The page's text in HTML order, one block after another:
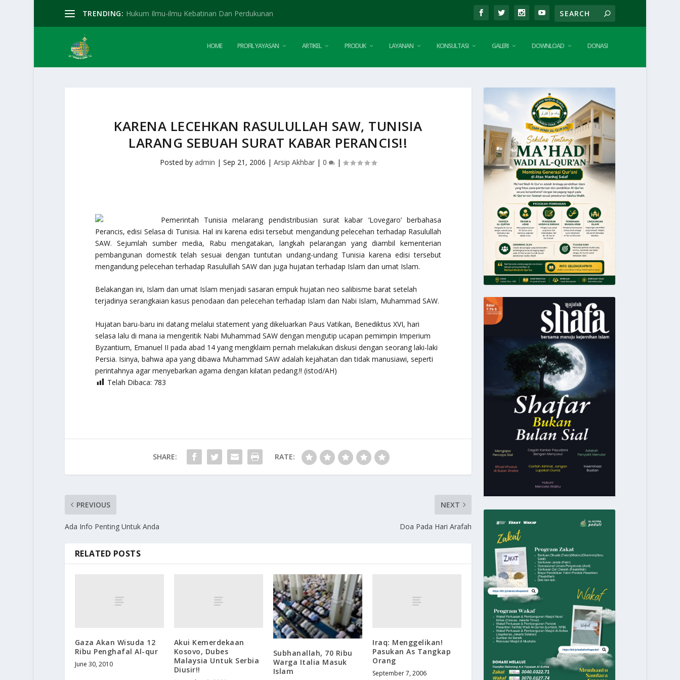
TRENDING: Hukum Ilmu-ilmu Kebatinan Dan Perdukunan
HOME PROFIL YAYASAN ARTIKEL PRODUK LAYANAN KONSULTASI GALERI DOWNLOAD DONASI
KARENA LECEHKAN RASULULLAH SAW, TUNISIA
LARANG SEBUAH SURAT KABAR PERANCIS!!
Posted by admin | Sep 21, 2006 | Arsip Akhbar| 0 |
Pemerintah Tunisia melarang pendistribusian surat kabar ‘Lovegaro’ berbahasa
Perancis, edisi Selasa di Tunisia. Hal ini karena edisi tersebut mengandung pelecehan terhadap Rasulullah
SAW. Sejumlah sumber media, Rabu mengatakan, langkah pelarangan yang diambil kementerian
pembangunan domestik telah sesuai dengan tuntutan undang-undang Tunisia karena edisi tersebut
mengandung pelecehan terhadap Rasulullah SAW dan juga hujatan terhadap Islam dan umat Islam.
Belakangan ini, Islam dan umat Islam menjadi sasaran empuk hujatan neo salibisme barat setelah
terjadinya serangkaian kasus penodaan dan pelecehan terhadap Islam dan Nabi Islam, Muhammad SAW.
Hujatan baru-baru ini datang melalui statement yang dikeluarkan Paus Vatikan, Benediktus XVI, hari
selasa lalu di mana ia mengeritik Nabi Muhammad SAW dengan mengutip ucapan pemimpin Imperium
Byzantium, Emanuel II pada abad 14 yang mengklaim pernah melakukan diskusi dengan seorang laki-laki
Persia. Isinya, bahwa apa yang dibawa Muhammad SAW adalah kejahatan dan tidak manusiawi, seperti
perintahnya agar menyebarkan agama dengan kilatan pedang.!! (istod/AH)
Telah Dibaca: 783
SHARE: RATE:
PREVIOUS
Ada Info Penting Untuk Anda
NEXT
Doa Pada Hari Arafah
RELATED POSTS
Gaza Akan Wisuda 12
Ribu Penghafal Al-qur
June 30, 2010
Akui Kemerdekaan
Kosovo, Dubes
Malaysia Untuk Serbia
Diusir!!
Subhanallah, 70 Ribu
Warga Italia Masuk
Islam
Iraq: Menggelikan!
Pasukan As Tangkap
Orang
September 7, 2006